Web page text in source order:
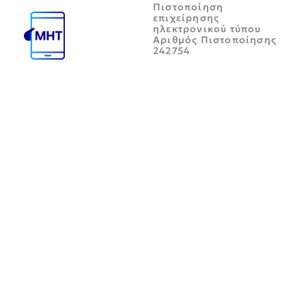
Πιστοποίηση
επιχείρησης
ηλεκτρονικού τύπου
Αριθμός Πιστοποίησης
242754